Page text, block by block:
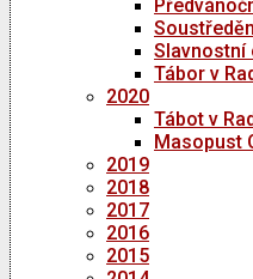
Slavnostní
Tábor v
2020
Tábot v
Masopust
2019
2018
2017
2016
2015